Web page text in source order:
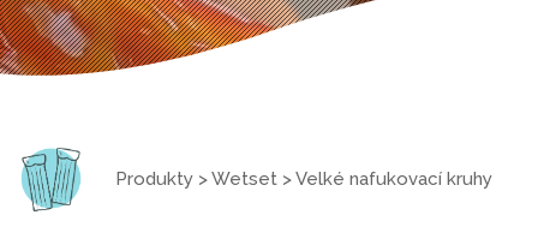
Produkty >Wetset >Velké nafukovací kruhy